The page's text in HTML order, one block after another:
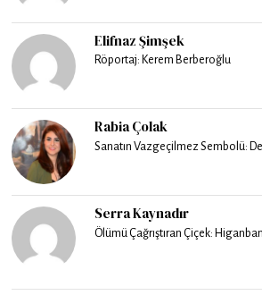
Elifnaz Şimşek
Röportaj: Kerem Berberoğlu
Rabia Çolak
Sanatın Vazgeçilmez Sembolü:
Serra Kaynadır
Ölümü Çağrıştıran Çiçek: